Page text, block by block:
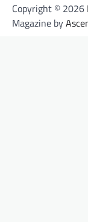
Copyright © 2026
Magazine by